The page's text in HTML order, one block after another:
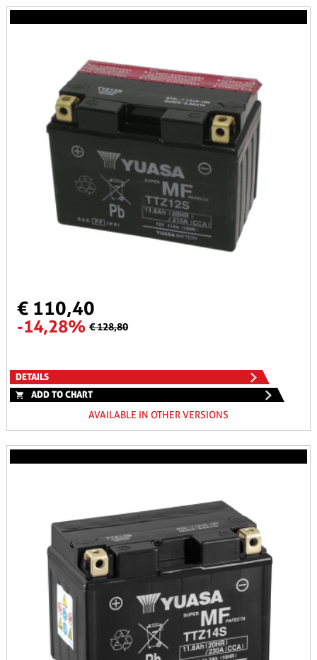
€ 110,40
-14,28% € 128,80
DETAILS
ADD TO CHART
AVAILABLE IN OTHER VERSIONS